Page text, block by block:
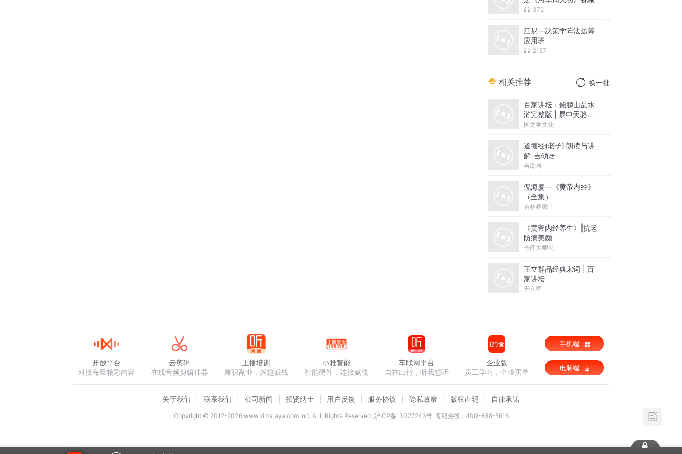
372
江易—决策学阵法运筹
应用班
2157
相关推荐 换一批
百家讲坛：鲍鹏山品水
浒完整版 | 易中天骆玉
明推荐
国之学文化
道德经(老子) 朗读与讲
解-吉劭居
吉劭居
倪海厦—《黄帝内经》
（全集）
杏林春暖_1
《黄帝内经养生》‖抗老
防病美颜
奇闻大师兄
王立群品经典宋词 | 百
家讲坛
王立群
开放平台
对接海量精彩内容
云剪辑
在线音频剪辑神器
主播培训
兼职副业，兴趣赚钱
小雅智能
智能硬件，连接赋能
车联网平台
自在出行，听我想听
企业版
员工学习，企业买单
手机端
电脑端
关于我们 联系我们 公司新闻 招贤纳士 用户反馈 服务协议 隐私政策 版权声明 自律承诺
Copyright © 2012-2026www.ximalaya.com lnc. ALL Rights Reserved 沪ICP备13027243号 客服热线：400-838-5616